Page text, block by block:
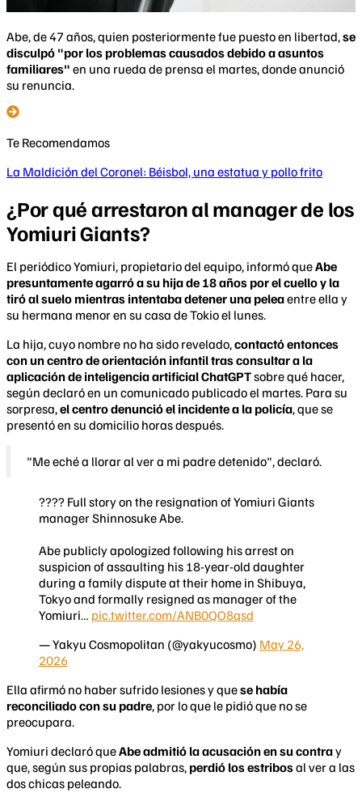
Abe, de 47 años, quien posteriormente fue puesto en libertad,se
disculpó "por los problemas causados ​​debido a asuntos
familiares" en una rueda de prensa el martes, donde anunció
su renuncia.
Te Recomendamos
La Maldición del Coronel: Béisbol, una estatua y pollo frito
¿Por qué arrestaron al manager de los
Yomiuri Giants?
El periódico Yomiuri, propietario del equipo, informó queAbe
presuntamente agarró a su hija de 18 años por el cuello y la
tiró al suelo mientras intentaba detener una peleaentre ella y
su hermana menor en su casa de Tokio el lunes.
La hija, cuyo nombre no ha sido revelado,contactó entonces
con un centro de orientación infantil tras consultar a la
aplicación de inteligencia artificial ChatGPTsobre qué hacer,
según declaró en un comunicado publicado el martes. Para su
sorpresa,el centro denunció el incidente a la policía, que se
presentó en su domicilio horas después.
"Me eché a llorar al ver a mi padre detenido", declaró.
???? Full story on the resignation of Yomiuri Giants
manager Shinnosuke Abe.
Abe publicly apologized following his arrest on
suspicion of assaulting his 18-year-old daughter
during a family dispute at their home in Shibuya,
Tokyo and formally resigned as manager of the
Yomiuri… pic.twitter.com/ANB0QO8qsd
— Yakyu Cosmopolitan (@yakyucosmo) May 26,
2026
Ella afirmó no haber sufrido lesiones y quese había
reconciliado con su padre, por lo que le pidió que no se
preocupara.
Yomiuri declaró queAbe admitió la acusación en su contray
que, según sus propias palabras, perdió los estribosal ver a las
dos chicas peleando.